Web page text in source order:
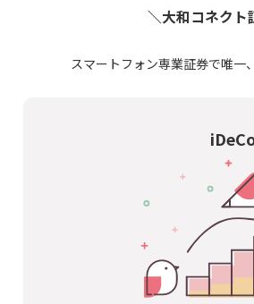
＼大和コネクト
スマートフォン専業証券で唯一